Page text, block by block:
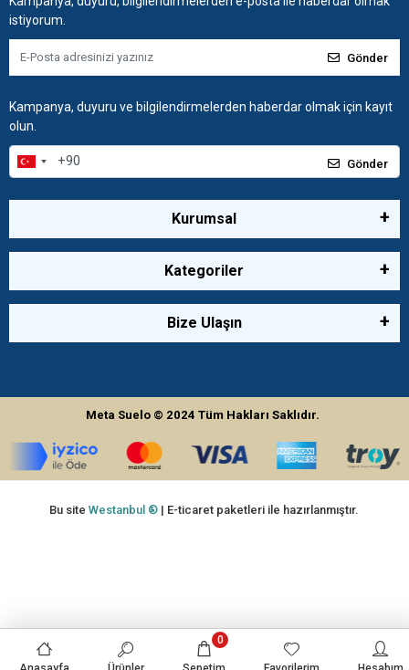
istiyorum.
Gönder
Kampanya, duyuru ve bilgilendirmelerden haberdar olmak için kayıt
olun.
Gönder
Kurumsal
Kategoriler
Bize Ulaşın
Meta Suelo © 2024Tüm Hakları Saklıdır.
0
Bu siteWestanbul ® | E-ticaret paketleri ile hazırlanmıştır.